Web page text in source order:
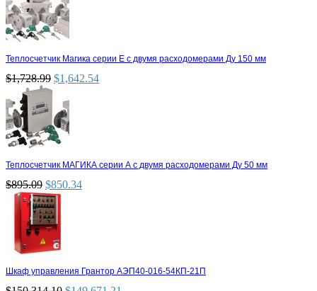
Теплосчетчик Магика серии Е с двумя расходомерами Ду 150 мм
$1,728.99 $1,642.54
Теплосчетчик МАГИКА серии А с двумя расходомерами Ду 50 мм
$895.09 $850.34
Шкаф управления Грантор АЭП40-016-54КП-21П